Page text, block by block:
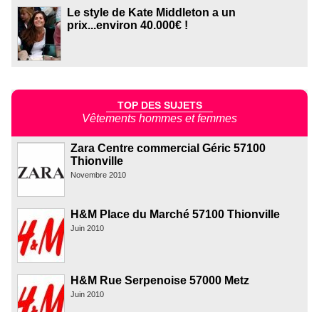
Le style de Kate Middleton a un
prix...environ 40.000€ !
TOP DES SUJETS
Vêtements hommes et femmes
Zara Centre commercial Géric 57100
Thionville
Novembre 2010
H&M Place du Marché 57100 Thionville
Juin 2010
H&M Rue Serpenoise 57000 Metz
Juin 2010